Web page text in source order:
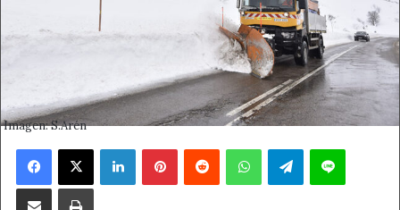
Imagen: S.Arén
Facebook
X LinkedInPinterestReddit WhatsAppTelegramLine
Compartir por correo electrónicoImprimir